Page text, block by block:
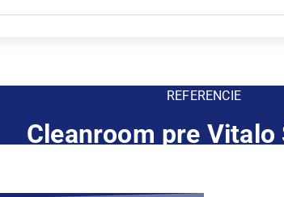
REFERENCIE
Cleanroom pre Vitalo